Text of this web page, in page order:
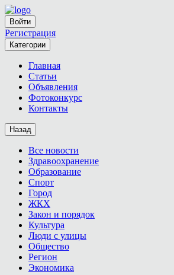
Войти
Регистрация
Категории
Главная
Статьи
Объявления
Фотоконкурс
Контакты
Назад
Все новости
Здравоохранение
Образование
Спорт
Город
ЖКХ
Закон и порядок
Культура
Люди с улицы
Общество
Регион
Экономика